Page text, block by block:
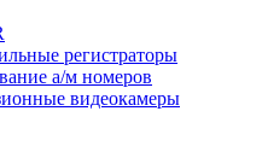
регистраторы
а/м номеров
видеокамеры